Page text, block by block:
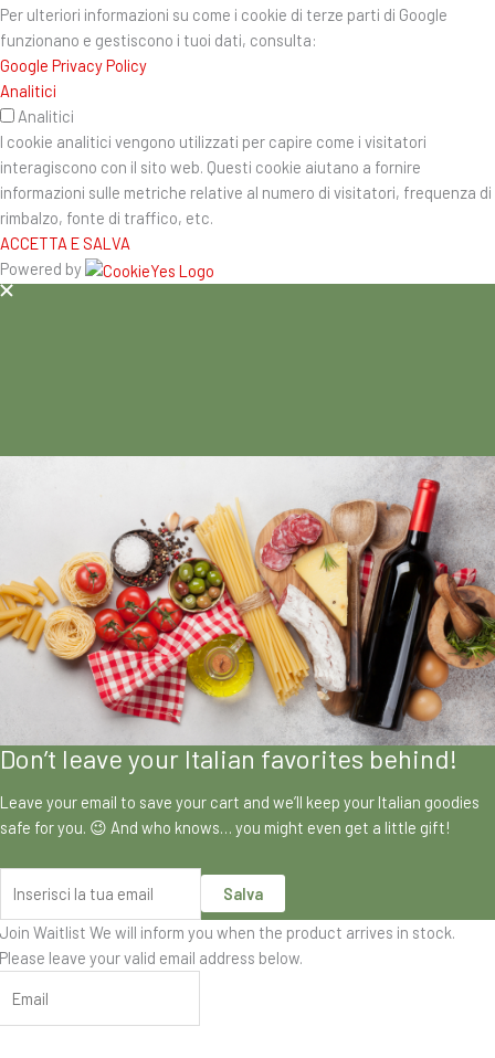
Per ulteriori informazioni su come i cookie di terze parti di Google
funzionano e gestiscono i tuoi dati, consulta:
Google Privacy Policy
Analitici
Analitici
I cookie analitici vengono utilizzati per capire come i visitatori
interagiscono con il sito web. Questi cookie aiutano a fornire
informazioni sulle metriche relative al numero di visitatori, frequenza di
rimbalzo, fonte di traffico, etc.
ACCETTA E SALVA
Powered by
Don’t leave your Italian favorites behind!
Leave your email to save your cart and we’ll keep your Italian goodies
safe for you. 😉 And who knows… you might even get a little gift!
Salva
Join Waitlist We will inform you when the product arrives in stock.
Please leave your valid email address below.